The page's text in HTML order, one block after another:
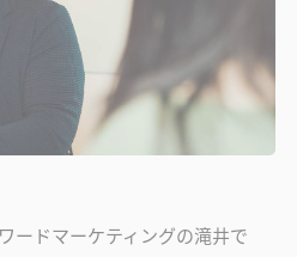
ードマーケティングの滝井で